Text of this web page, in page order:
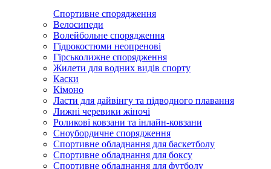
Спортивне спорядження
Велосипеди
Волейбольне спорядження
Гідрокостюми неопренові
Гірськолижне спорядження
Жилети для водних видів спорту
Каски
Кімоно
Ласти для дайвінгу та підводного плавання
Лижні черевики жіночі
Роликові ковзани та інлайн-ковзани
Сноубордичне спорядження
Спортивне обладнання для баскетболу
Спортивне обладнання для боксу
Спортивне обладнання для футболу